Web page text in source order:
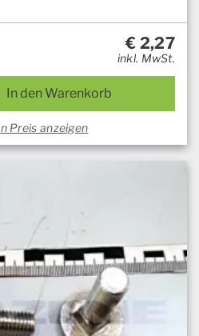
€ 2,27
inkl. MwSt.
In den Warenkorb
Preis anzeigen